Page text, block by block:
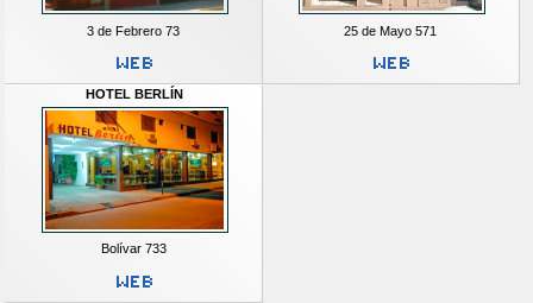
3 de Febrero 73 25 de Mayo 571
HOTEL BERLÍN
Bolívar 733